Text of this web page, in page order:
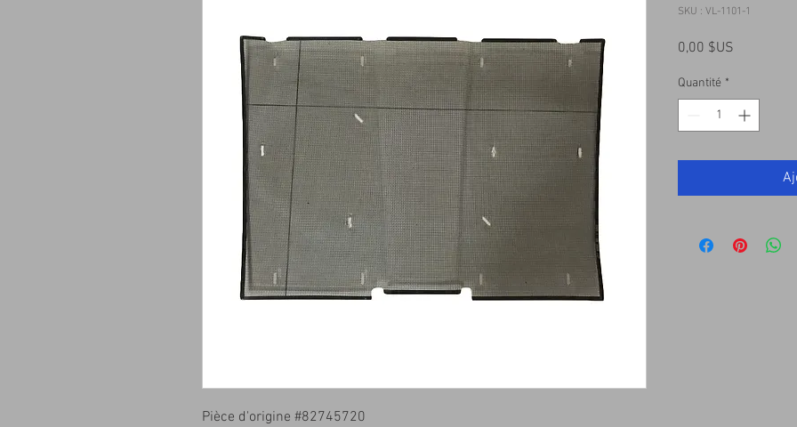
Pièce d'origine #82745720
SKU : VL-1101-1
0,00 $US
Quantité *